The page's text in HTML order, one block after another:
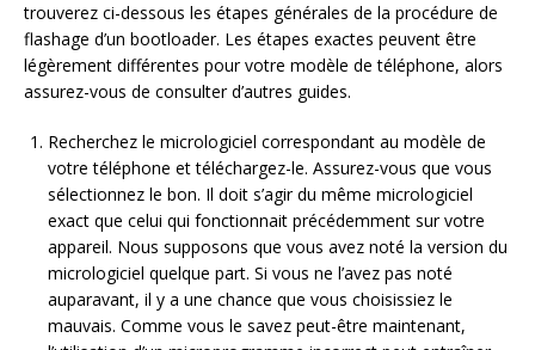
trouverez ci-dessous les étapes générales de la procédure de
flashage d’un bootloader. Les étapes exactes peuvent être
légèrement différentes pour votre modèle de téléphone, alors
assurez-vous de consulter d’autres guides.
Recherchez le micrologiciel correspondant au modèle de
votre téléphone et téléchargez-le. Assurez-vous que vous
sélectionnez le bon. Il doit s’agir du même micrologiciel
exact que celui qui fonctionnait précédemment sur votre
appareil. Nous supposons que vous avez noté la version du
micrologiciel quelque part. Si vous ne l’avez pas noté
auparavant, il y a une chance que vous choisissiez le
mauvais. Comme vous le savez peut-être maintenant,